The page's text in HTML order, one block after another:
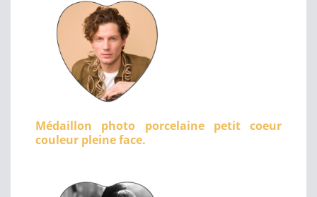
Médaillon photo porcelaine petit coeur
couleur pleine face.